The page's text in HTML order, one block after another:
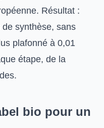
Résultat :
synthèse, sans
plafonné à 0,01
étape, de la
bio pour un